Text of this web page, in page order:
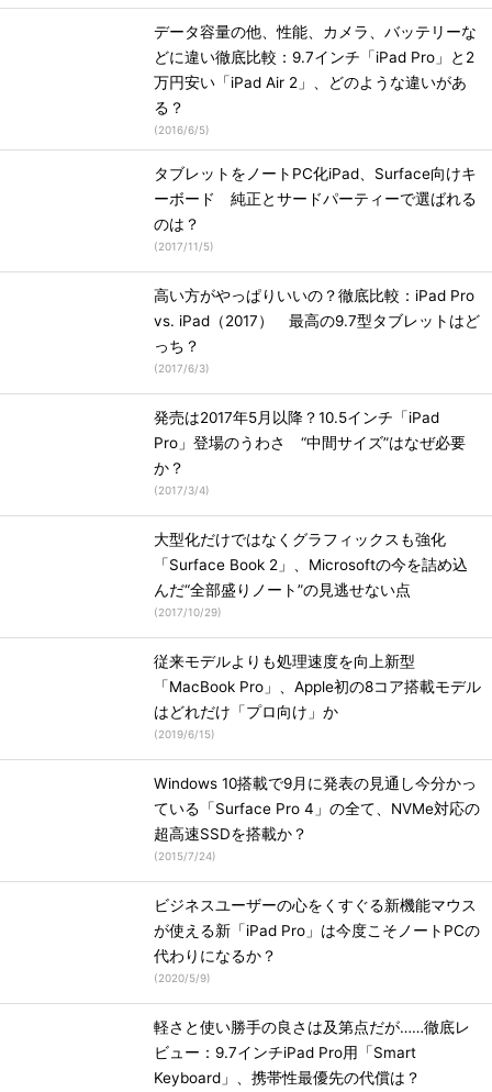
データ容量の他、性能、カメラ、バッテリーな
どに違い徹底比較：9.7インチ「iPad Pro」と2
万円安い「iPad Air 2」、どのような違いがあ
る？
(2016/6/5)
タブレットをノートPC化iPad、Surface向けキ
ーボード 純正とサードパーティーで選ばれる
のは？
(2017/11/5)
高い方がやっぱりいいの？徹底比較：iPad Pro
vs. iPad（2017） 最高の9.7型タブレットはど
っち？
(2017/6/3)
発売は2017年5月以降？10.5インチ「iPad
Pro」登場のうわさ “中間サイズ”はなぜ必要
か？
(2017/3/4)
大型化だけではなくグラフィックスも強化
「Surface Book 2」、Microsoftの今を詰め込
んだ“全部盛りノート”の見逃せない点
(2017/10/29)
従来モデルよりも処理速度を向上新型
「MacBook Pro」、Apple初の8コア搭載モデル
はどれだけ「プロ向け」か
(2019/6/15)
Windows 10搭載で9月に発表の見通し今分かっ
ている「Surface Pro 4」の全て、NVMe対応の
超高速SSDを搭載か？
(2015/7/24)
ビジネスユーザーの心をくすぐる新機能マウス
が使える新「iPad Pro」は今度こそノートPCの
代わりになるか？
(2020/5/9)
軽さと使い勝手の良さは及第点だが……徹底レ
ビュー：9.7インチiPad Pro用「Smart
Keyboard」、携帯性最優先の代償は？